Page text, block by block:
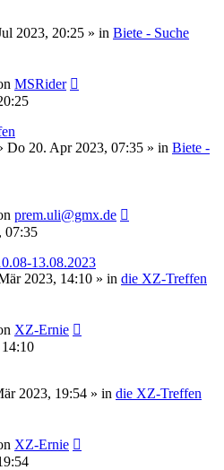
2023, 20:25 » in Biete - Suche
MSRider
Do 20. Apr 2023, 07:35 » in Biete -
prem.uli@gmx.de
07:35
13.08.2023
2023, 14:10 » in die XZ-Treffen
XZ-Ernie
2023, 19:54 » in die XZ-Treffen
XZ-Ernie